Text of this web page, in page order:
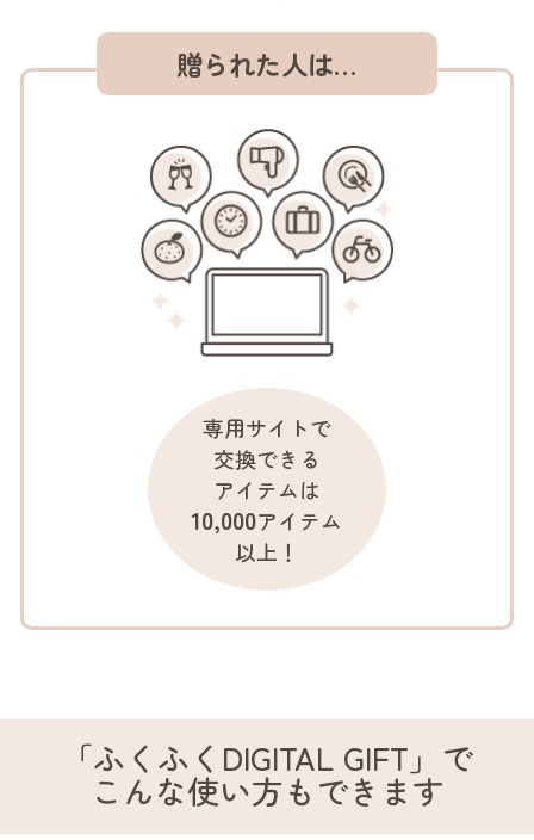
贈られた人は…
専用サイトで
交換できる
アイテムは
10,000アイテム
以上！
「ふくふくDIGITAL GIFT」で
こんな使い方もできます